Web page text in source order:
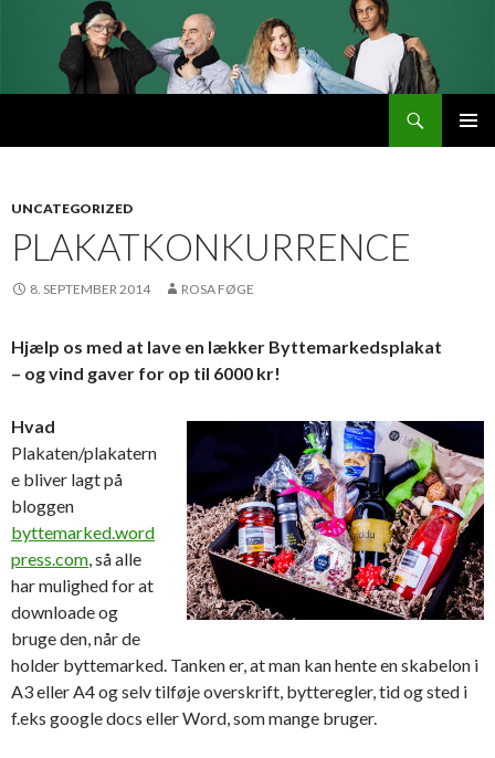
UNCATEGORIZED
PLAKATKONKURRENCE
8. SEPTEMBER 2014 ROSA FØGE
Hjælp os med at lave en lækker Byttemarkedsplakat
– og vind gaver for op til 6000 kr!
Hvad
Plakaten/plakatern
e bliver lagt på
bloggen
byttemarked.word
press.com, så alle
har mulighed for at
downloade og
bruge den, når de
holder byttemarked. Tanken er, at man kan hente en skabelon i
A3 eller A4 og selv tilføje overskrift, bytteregler, tid og sted i
f.eks google docs eller Word, som mange bruger.